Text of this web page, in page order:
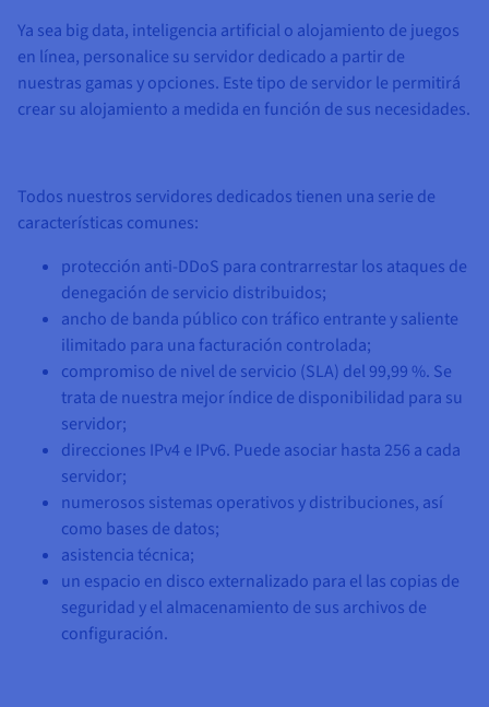
Ya sea big data, inteligencia artificial o alojamiento de juegos
en línea, personalice su servidor dedicado a partir de
nuestras gamas y opciones. Este tipo de servidor le permitirá
crear su alojamiento a medida en función de sus necesidades.
Todos nuestros servidores dedicados tienen una serie de
características comunes:
protección anti-DDoS para contrarrestar los ataques de
denegación de servicio distribuidos;
ancho de banda público con tráfico entrante y saliente
ilimitado para una facturación controlada;
compromiso de nivel de servicio (SLA) del 99,99 %. Se
trata de nuestra mejor índice de disponibilidad para su
servidor;
direcciones IPv4 e IPv6. Puede asociar hasta 256 a cada
servidor;
numerosos sistemas operativos y distribuciones, así
como bases de datos;
asistencia técnica;
un espacio en disco externalizado para el las copias de
seguridad y el almacenamiento de sus archivos de
configuración.